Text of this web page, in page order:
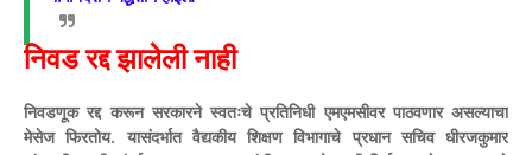
निवड रद्द झालेली नाही
निवडणूक रद्द करून सरकारने स्वतःचे प्रतिनिधी एमएमसीवर पाठवणार असल्याचा
मेसेज फिरतोय. यासंदर्भात वैद्यकीय शिक्षण विभागाचे प्रधान सचिव धीरजकुमार